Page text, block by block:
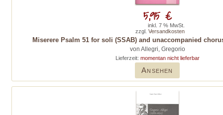
Miserere Psalm 51 for soli (SSAB) and unaccompanied
von Allegri, Gregorio
Lieferzeit: momentan nicht lieferbar
Ansehen
5,95 €
inkl. 7 % MwSt.
zzgl. Versandkosten